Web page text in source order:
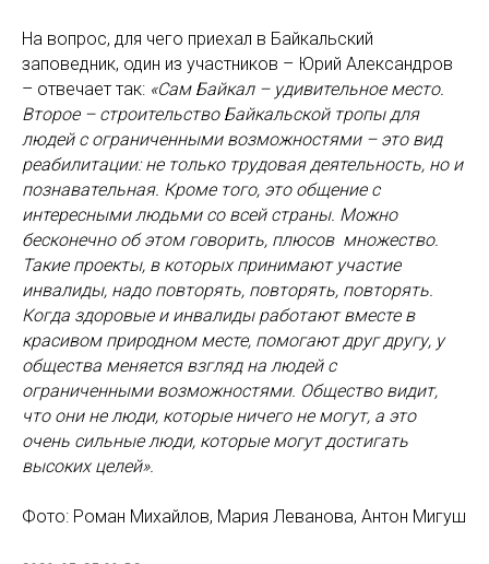
На вопрос, для чего приехал в Байкальский
заповедник, один из участников – Юрий Александров
– отвечает так: «Сам Байкал – удивительное место.
Второе – строительство Байкальской тропы для
людей с ограниченными возможностями – это вид
реабилитации: не только трудовая деятельность, но и
познавательная. Кроме того, это общение с
интересными людьми со всей страны. Можно
бесконечно об этом говорить, плюсов множество.
Такие проекты, в которых принимают участие
инвалиды, надо повторять, повторять, повторять.
Когда здоровые и инвалиды работают вместе в
красивом природном месте, помогают друг другу, у
общества меняется взгляд на людей с
ограниченными возможностями. Общество видит,
что они не люди, которые ничего не могут, а это
очень сильные люди, которые могут достигать
высоких целей».
Фото: Роман Михайлов, Мария Леванова, Антон Мигуш